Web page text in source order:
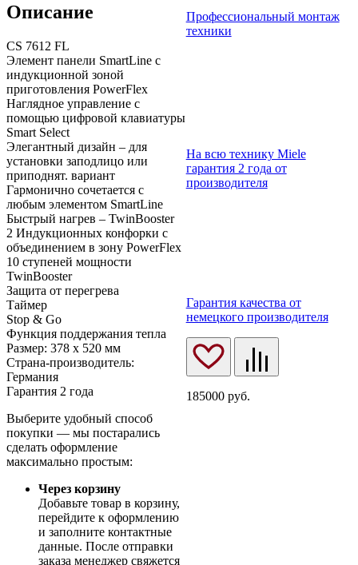
Профессиональный монтаж
техники
На всю технику Miele
гарантия 2 года от
производителя
Гарантия качества от
немецкого производителя
185000 руб.
Описание
CS 7612 FL
Элемент панели SmartLine с
индукционной зоной
приготовления PowerFlex
Наглядное управление с
помощью цифровой клавиатуры
Smart Select
Элегантный дизайн – для
установки заподлицо или
приподнят. вариант
Гармонично сочетается с
любым элементом SmartLine
Быстрый нагрев – TwinBooster
2 Индукционных конфорки с
объединением в зону PowerFlex
10 ступеней мощности
TwinBooster
Защита от перегрева
Таймер
Stop & Go
Функция поддержания тепла
Размер: 378 х 520 мм
Страна-производитель:
Германия
Гарантия 2 года
Выберите удобный способ
покупки — мы постарались
сделать оформление
максимально простым:
Через корзину
Добавьте товар в корзину,
перейдите к оформлению
и заполните контактные
данные. После отправки
заказа менеджер свяжется